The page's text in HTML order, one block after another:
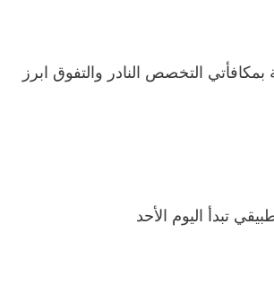
التخصص النادر والتفوق ابرز
تبدأ اليوم الأحد